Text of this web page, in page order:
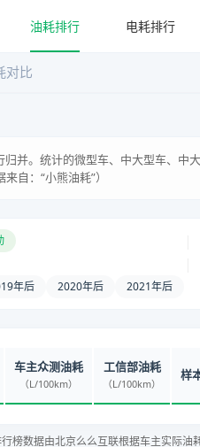
油耗排行 电耗排行
对比
并。统计的微型车、中大型车、
自：“小熊油耗”）
年后 2020年后 2021年后
车主众测油耗
（L/100km）
工信部油耗
（L/100km）
样
榜数据由北京么么互联根据车主实际